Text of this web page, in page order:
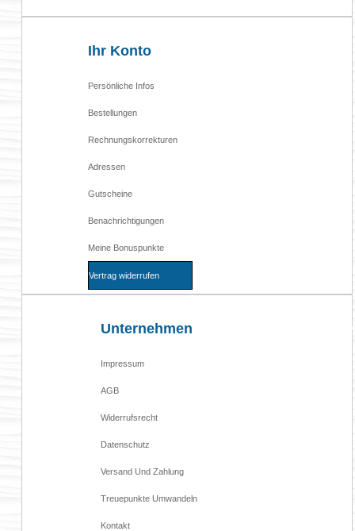
Ihr Konto
Persönliche Infos
Bestellungen
Rechnungskorrekturen
Adressen
Gutscheine
Benachrichtigungen
Meine Bonuspunkte
Vertrag widerrufen
Unternehmen
Impressum
AGB
Widerrufsrecht
Datenschutz
Versand Und Zahlung
Treuepunkte Umwandeln
Kontakt